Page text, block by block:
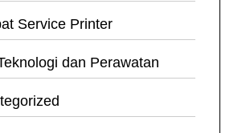
Service Printer
dan Perawatan